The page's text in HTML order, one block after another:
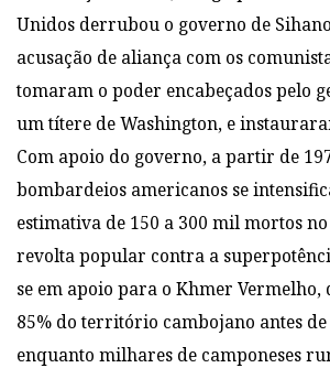
Unidos derrubou o governo de
acusação de aliança com os
tomaram o poder encabeçados pelo
um títere de Washington, e
Com apoio do governo, a partir de
bombardeios americanos se
estimativa de 150 a 300 mil mortos
revolta popular contra a
se em apoio para o Khmer
85% do território cambojano antes
enquanto milhares de camponeses